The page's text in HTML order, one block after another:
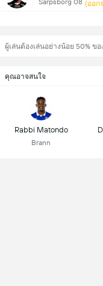
Sarpsborg 08 (ออก
ผู้เล่นต้องเล่นอย่างน้อย 50%
คุณอาจสนใจ
Rabbi Matondo
Brann